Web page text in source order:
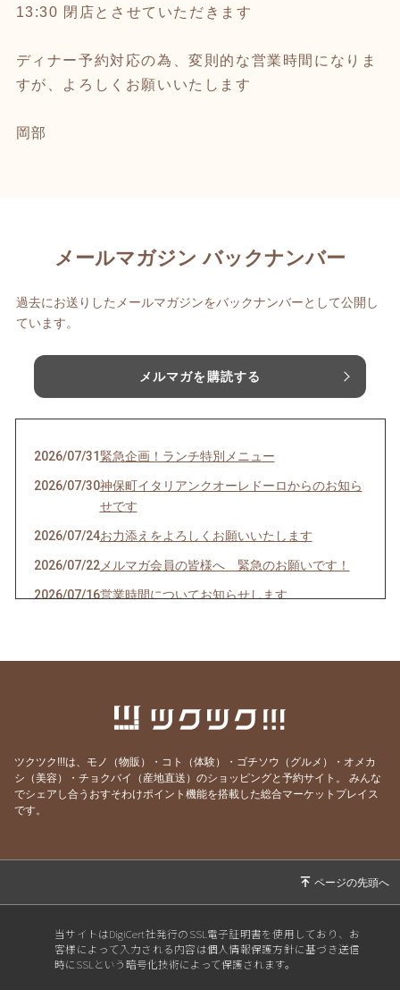
13:30 閉店とさせていただきます
ディナー予約対応の為、変則的な営業時間になりま
すが、よろしくお願いいたします
岡部
メールマガジン バックナンバー
過去にお送りしたメールマガジンをバックナンバーとして公開し
ています。
メルマガを購読する
2026/07/31 緊急企画！ランチ特別メニュー
2026/07/30神保町イタリアンクオーレドーロからのお知ら
せです
2026/07/24お力添えをよろしくお願いいたします
2026/07/22メルマガ会員の皆様へ 緊急のお願いです！
2026/07/16営業時間についてお知らせします
急なお知らせですみません！
2026/06/19 モモのパスタの試作を作りました
2026/06/09 先週はほとんどランチ営業ができず・・・申し
骨付き肉とクラフトビールの店 神保町イタリ
アンクオーレドーロです
2026/05/01５月生まれの貴方へ
2026/04/28お知らせです
ツクツク!!!は、モノ（物販）・コト（体験）・ゴチソウ（グルメ）・オメカ
シ（美容）・チョクバイ（産地直送）のショッピングと予約サイト。
みんな
でシェアし合うおすそわけポイント機能を搭載した総合マーケットプレイス
です。
当サイトはDigiCert社発行のSSL電子証明書を使用しており、お
客様によって入力される内容は個人情報保護方針に基づき送信
時にSSLという暗号化技術によって保護されます。